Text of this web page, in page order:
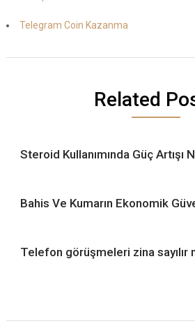
Telegram Coin Kazanma
Related
Steroid Kullanımında Güç Artışı
Bahis Ve Kumarın Ekonomik
Telefon görüşmeleri zina sayılır